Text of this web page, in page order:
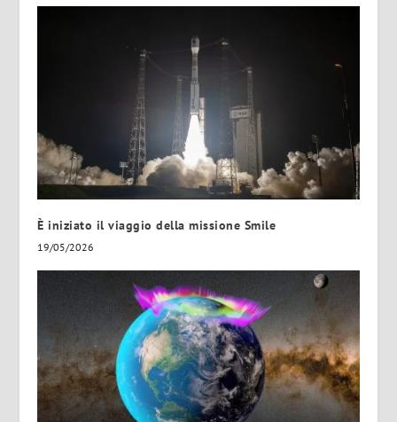
È iniziato il viaggio della missione Smile
19/05/2026